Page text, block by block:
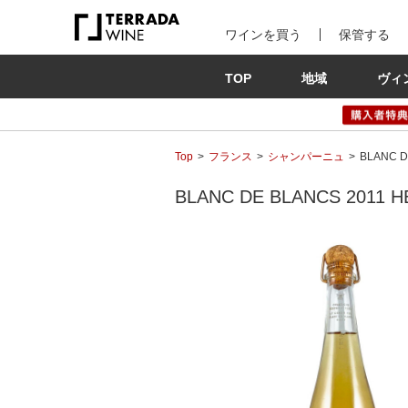
ワインを買う 保管する
TOP 地域 ヴィ
Top フランス シャンパーニュ BLANC
BLANC DE BLANCS 2011